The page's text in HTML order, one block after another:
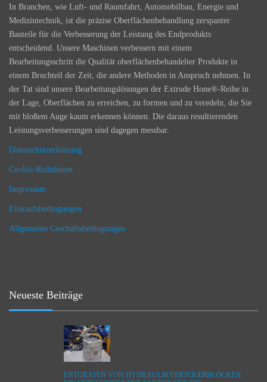
In Branchen, wie Luft- und Raumfahrt, Automobilbau, Energie und
Medizintechnik, ist die präzise Oberflächenbehandlung zerspanter
Bauteile für die Verbesserung der Leistung des Endprodukts
entscheidend. Unsere Maschinen verbessern mit einem
Bearbeitungsschritt die Qualität oberflächenbehandelter Produkte in
einem Bruchteil der Zeit, die andere Methoden in Anspruch nehmen. In
der Tat sind unsere Bearbeitungslösungen der Extrude Hone®-Reihe in
der Lage, Oberflächen zu erreichen, zu formen und zu veredeln, die Sie
mit bloßem Auge kaum erkennen können. Die daraus resultierenden
Leistungsverbesserungen sind dagegen messbar.
Datenschutzerklärung
Cookie-Richtlinien
Impressum
Einkaufsbedingungen
Allgemeine Geschäftsbedingungen
Neueste Beiträge
ENTGRATEN VON HYDRAULIKVERTEILERBLÖCKEN: